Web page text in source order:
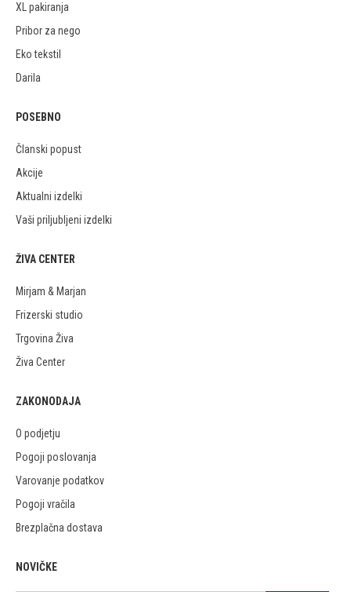
XL pakiranja
Pribor za nego
Eko tekstil
Darila
POSEBNO
Članski popust
Akcije
Aktualni izdelki
Vaši priljubljeni izdelki
ŽIVA CENTER
Mirjam & Marjan
Frizerski studio
Trgovina Živa
Živa Center
ZAKONODAJA
O podjetju
Pogoji poslovanja
Varovanje podatkov
Pogoji vračila
Brezplačna dostava
NOVIČKE